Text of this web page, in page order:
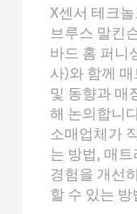
X센서 테크
브루스 말킨
바드 홈 퍼니
사)와 함께
및 동향과 매
해 논의합니
소매업체가
는 방법, 매
경험을 개선
할 수 있는